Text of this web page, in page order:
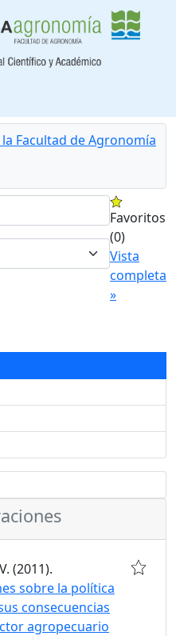
la Facultad de Agronomía
Favoritos
(0)
Vista
completa
»
(2011).
sobre la política
consecuencias
agropecuario